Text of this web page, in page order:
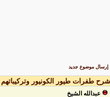
إرسال موضوع جديد
طفرات طيور الكونيور وتركيباتهم
عبدالله الشيخ